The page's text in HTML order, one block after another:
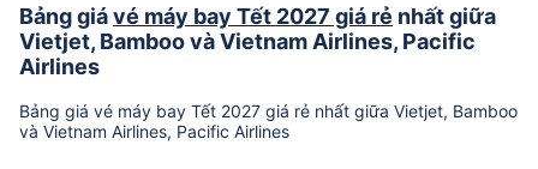
Bảng giávé máy bay Tết 2027 giá rẻ nhất giữa
Vietjet, Bamboo và Vietnam Airlines, Pacific
Airlines
Bảng giá vé máy bay Tết 2027 giá rẻ nhất giữa Vietjet, Bamboo
và Vietnam Airlines, Pacific Airlines